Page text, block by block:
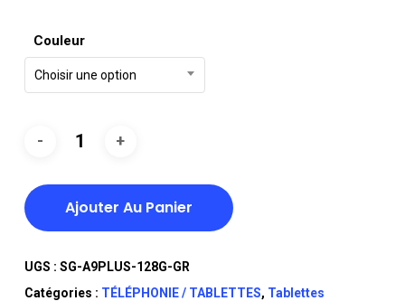
Couleur
Choisir une option
Ajouter Au Panier
UGS : SG-A9PLUS-128G-GR
Catégories : TÉLÉPHONIE / TABLETTES, Tablettes